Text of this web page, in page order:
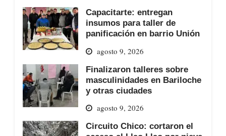
Capacitarte: entregan
insumos para taller de
panificación en barrio Unión
agosto 9, 2026
Finalizaron talleres sobre
masculinidades en Bariloche
y otras ciudades
agosto 9, 2026
Circuito Chico: cortaron el